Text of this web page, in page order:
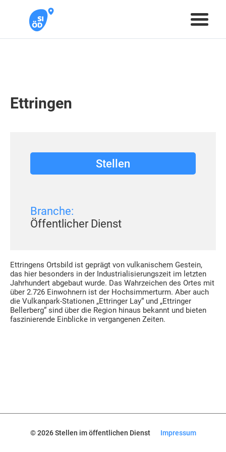
Ettringen
Ettringens Ortsbild ist geprägt von vulkanischem Gestein,
das hier besonders in der Industrialisierungszeit im letzten
Jahrhundert abgebaut wurde. Das Wahrzeichen des Ortes mit
über 2.726 Einwohnern ist der Hochsimmerturm. Aber auch
die Vulkanpark-Stationen „Ettringer Lay“ und „Ettringer
Bellerberg“ sind über die Region hinaus bekannt und bieten
faszinierende Einblicke in vergangenen Zeiten.
Stellen
Branche:
Öffentlicher Dienst
© 2026 Stellen im öffentlichen Dienst Impressum